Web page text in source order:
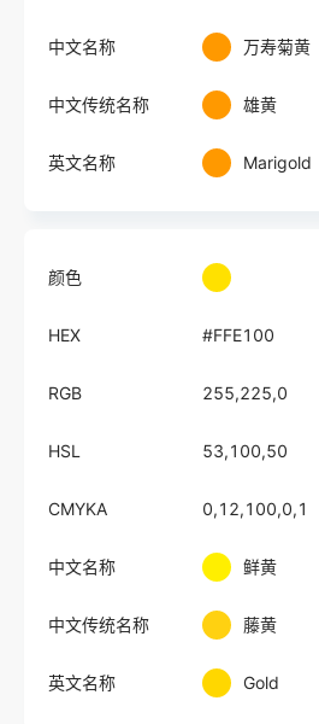
中文名称 万寿菊黄
中文传统名称 雄黄
英文名称 Marigold
颜色
HEX #FFE100
RGB 255,225,0
HSL 53,100,50
CMYKA 0,12,100,0,1
中文名称 鲜黄
中文传统名称 藤黄
英文名称 Gold